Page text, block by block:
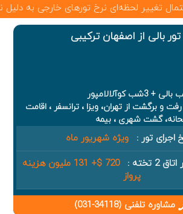
تغییر لحظه‌ای نرخ تورهای خارجی به دلیل
تور بالی از اصفهان ترکیبی
و برگشت از تهران، ویزا ، ترانسفر ، اقامت
اجرای تور :
ویژه شهریور ماه
تخته :
720 $+ 131 ملیون هزینه
پرواز
مشاوره تلفنی (34118-031)